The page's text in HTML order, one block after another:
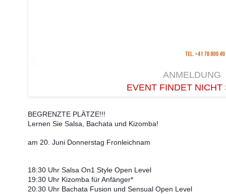
ANMELDUNG
EVENT FINDET NICHT
BEGRENZTE PLÄTZE!!!
Lernen Sie Salsa, Bachata und Kizomba!
am 20. Juni Donnerstag Fronleichnam
18:30 Uhr Salsa On1 Style Open Level
19:30 Uhr Kizomba für Anfänger*
20:30 Uhr Bachata Fusion und Sensual Open Level